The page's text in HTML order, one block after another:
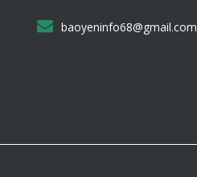
baoyeninfo68@gmail.com